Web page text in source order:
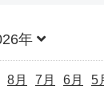
年
8月 7月 6月 5